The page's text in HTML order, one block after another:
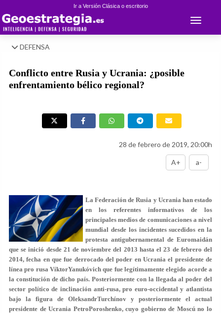
Ir a Versión Clásica o escritorio
Toggle
DEFENSA
Conflicto entre Rusia y Ucrania: ¿posible
enfrentamiento bélico regional?
28 de febrero de 2019, 20:00h
A+ a-
La Federación de Rusia y Ucrania han estado
en los referentes informativos de los
principales medios de comunicaciones a nivel
mundial desde los incidentes sucedidos en la
protesta antigubernamental de Euromaidán
que se inició desde 21 de noviembre del 2013 hasta el 23 de febrero del
2014, fecha en que fue derrocado del poder en Ucrania el presidente de
línea pro rusa VíktorYanukóvich que fue legítimamente elegido acorde a
la constitución de dicho país. Posteriormente con la llegada al poder del
sector político de inclinación anti-rusa, pro euro-occidental y atlantista
bajo la figura de OleksandrTurchínov y posteriormente el actual
presidente de Ucrania PetroPoroshenko, cuyo gobierno de Moscú no lo